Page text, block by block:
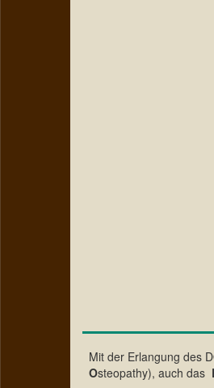
Mit der Erlangung des
Osteopathy), auch das